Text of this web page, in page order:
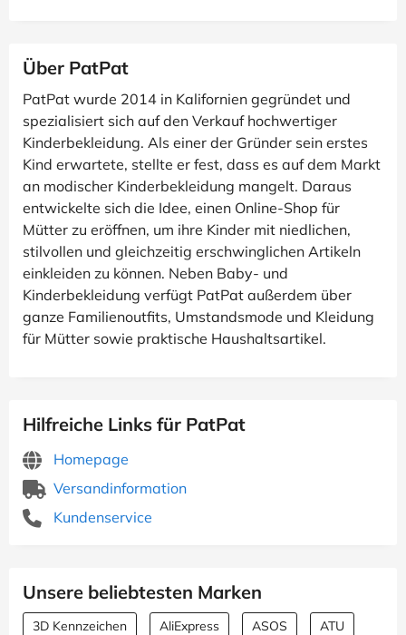
Über PatPat
PatPat wurde 2014 in Kalifornien gegründet und
spezialisiert sich auf den Verkauf hochwertiger
Kinderbekleidung. Als einer der Gründer sein erstes
Kind erwartete, stellte er fest, dass es auf dem Markt
an modischer Kinderbekleidung mangelt. Daraus
entwickelte sich die Idee, einen Online-Shop für
Mütter zu eröffnen, um ihre Kinder mit niedlichen,
stilvollen und gleichzeitig erschwinglichen Artikeln
einkleiden zu können. Neben Baby- und
Kinderbekleidung verfügt PatPat außerdem über
ganze Familienoutfits, Umstandsmode und Kleidung
für Mütter sowie praktische Haushaltsartikel.
Hilfreiche Links für PatPat
Homepage
Versandinformation
Kundenservice
Unsere beliebtesten Marken
3D Kennzeichen AliExpress ASOS ATU